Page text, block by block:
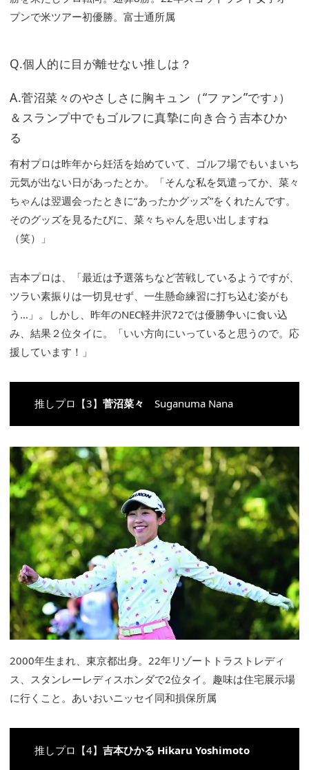
プンで米ツアー初優勝。富士通所属
Q.個人的に目が離せない推しは？
A.菅沼菜々のやさしさに胸キュン（“ファン”です♪）
＆スランプ中でもゴルフに真摯に向き合う吉本ひか
る
有村プロは昨年から妊活を始めていて、ゴルフ場でもいまいち
元気が出ない日があったとか。「そんな私を気遣ってか、菜々
ちゃんは翌週会ったときに“あったかグッズ”をくれたんです。
そのグッズを見るたびに、菜々ちゃんを思い出しますね
（笑）」
吉本プロは、「最近は予選落ちなど苦戦しているようですが、
ツラい素振りは一切見せず、一生懸命練習に打ち込む姿がも
う…」。しかし、昨年のNEC軽井沢72では優勝争いに食い込
み、結果２位タイに。「いい方向にいっていると思うので。応
援しています！」
推しプロ【3】 菅沼菜々 Suganuma Nana
2000年生まれ、東京都出身。22年リゾートトラストレディ
ス、スタンレーレディスホンダで2位タイ。趣味は住宅展示場
に行くこと。あいおいニッセイ同和損保所属
推しプロ【4】 吉本ひかる Hikaru Yoshimoto